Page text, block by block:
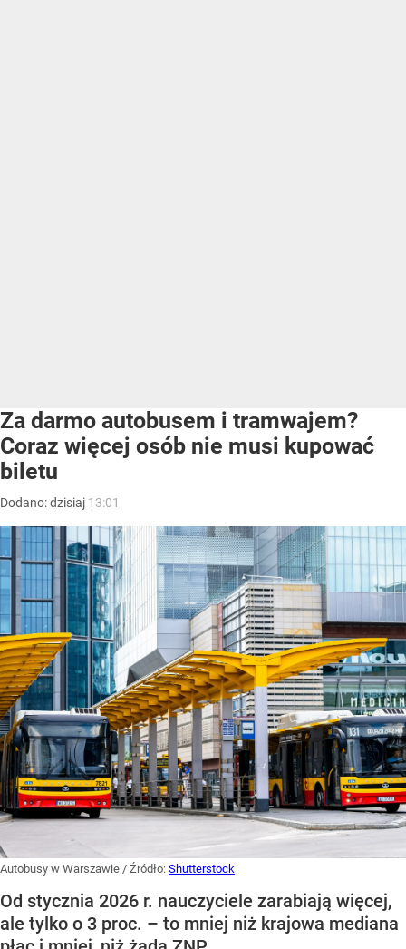
Za darmo autobusem i tramwajem?
Coraz więcej osób nie musi kupować
biletu
Dodano:dzisiaj 13:01
Autobusy w Warszawie / Źródło: Shutterstock
Od stycznia 2026 r. nauczyciele zarabiają więcej,
ale tylko o 3 proc. – to mniej niż krajowa mediana